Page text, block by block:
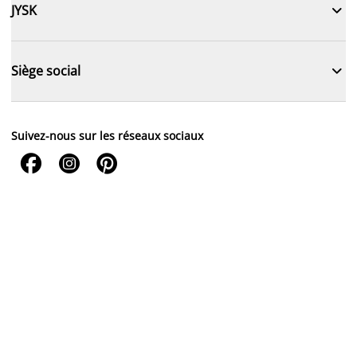
JYSK 
Siège social 
Suivez-nous sur les réseaux sociaux
  